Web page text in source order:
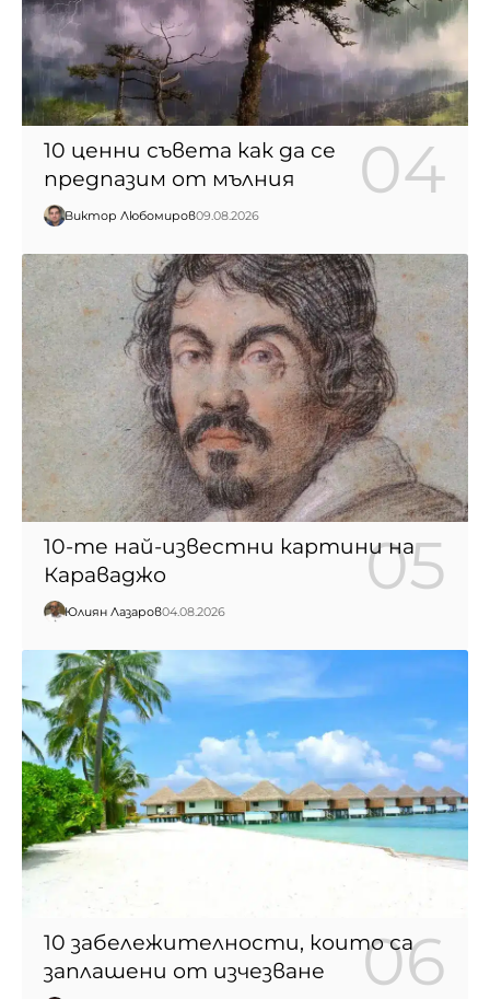
10 ценни съвета как да се
предпазим от мълния
Виктор Любомиров09.08.2026
10-те най-известни картини на
Караваджо
Юлиян Лазаров04.08.2026
10 забележителности, които са
заплашени от изчезване